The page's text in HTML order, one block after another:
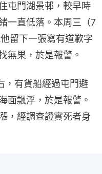
屯門湖景邨，較早時
一直低落。本周三（7
留下一張寫有道歉字
無果，於是報警。
，有貨船經過屯門避
面飄浮，於是報警。
，經調查證實死者身